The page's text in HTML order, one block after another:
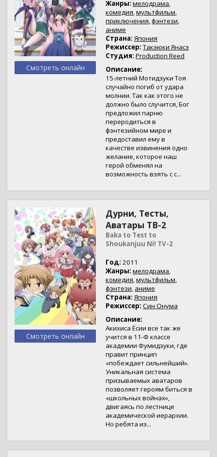
Смотреть онлайн
Жанры: мелодрама,
комедия,мультфильм,
приключения,фэнтези,
аниме
Страна: Япония
Режиссер: Такэюки Янасэ
Студия: Production Reed
Описание:
15-летний Мотидзуки Тоя
случайно погиб от удара
молнии. Так как этого не
должно было случится, Бог
предложил парню
переродиться в
фэнтезийном мире и
предоставил ему в
качестве извинения одно
желание, которое наш
герой обменял на
возможность взять с с...
Смотреть онлайн
Дурни, Тесты,
Аватары ТВ-2
Baka to Test to
Shoukanjuu Ni! TV-2
Год: 2011
Жанры: мелодрама,
комедия,мультфильм,
фэнтези, аниме
Страна: Япония
Режиссер: Син Онума
Описание:
Акихиса Ёсии все так же
учится в 11-Ф классе
академии Фумидзуки, где
правит принцип
«побеждает сильнейший».
Уникальная система
призываемых аватаров
позволяет героям биться в
«школьных войнах»,
двигаясь по лестнице
академической иерархии.
Но ребята из...